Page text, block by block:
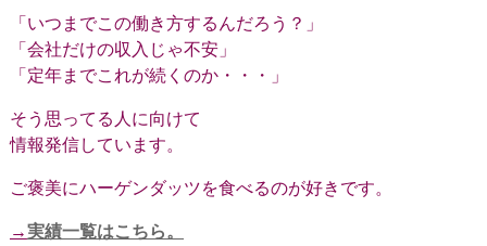
「いつまでこの働き方するんだろう？」
「会社だけの収入じゃ不安」
「定年までこれが続くのか・・・」
そう思ってる人に向けて
情報発信しています。
ご褒美にハーゲンダッツを食べるのが好きです。
→実績一覧はこちら。